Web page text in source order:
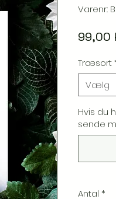
Varenr.:
99,00
Træsort
Vælg
Hvis du
sende
Antal *